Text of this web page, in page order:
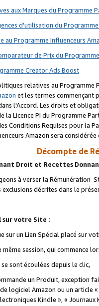
aux Marques du Programme
d'utilisation du
au Programme Influenceurs
de Prix du
Creator Ads Boost
relatives au Programme
et les termes commençant
l'Accord. Les droits et
la Licence PI du Programme
Conditions Requises pour la
Amazon sera
Décompte de
Droit et Recettes
à verser la Rémunération
exclusions décrites dans le
sur votre Site :
sur un Lien Spécial placé sur
même session, qui commence
sont écoulées depuis le clic,
un Produit, exception
logiciel Amazon ou un article «
Kindle », «